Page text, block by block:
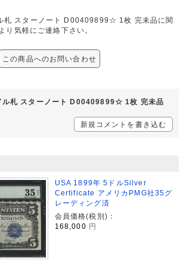
札 スターノート D00409899☆ 1枚 完未品に関
り気軽にご連絡下さい。
この商品へのお問い合わせ
ル札 スターノート D00409899☆ 1枚 完未品
新規コメントを書き込む
USA 1899年 5ドルSilver
Certificate アメリカPMG社35グ
レーディング済
会員価格(税別)：
168,000 円